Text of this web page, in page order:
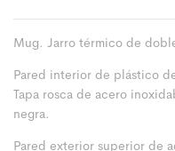
Mug. Jarro térmico de
Pared interior de plástico
Tapa rosca de acero
negra.
Pared exterior superior de